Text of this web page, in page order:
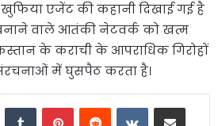
एजेंट की कहानी दिखाई गई है
वाले आतंकी नेटवर्क को खत्म
के कराची के आपराधिक गिरोहों
में घुसपैठ करता है।
TumblrPinterestReddit VKontakteShare via Email